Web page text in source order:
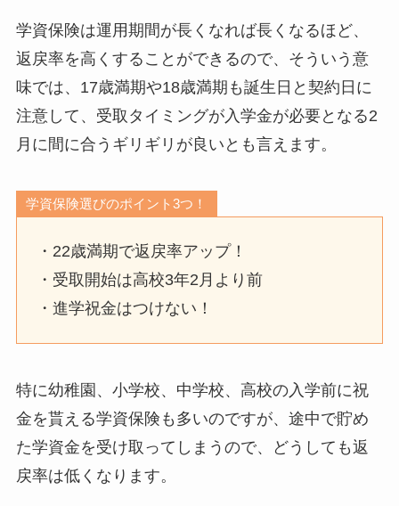
学資保険は運用期間が長くなれば長くなるほど、
返戻率を高くすることができるので、そういう意
味では、17歳満期や18歳満期も誕生日と契約日に
注意して、受取タイミングが入学金が必要となる2
月に間に合うギリギリが良いとも言えます。
学資保険選びのポイント3つ！
・22歳満期で返戻率アップ！
・受取開始は高校3年2月より前
・進学祝金はつけない！
特に幼稚園、小学校、中学校、高校の入学前に祝
金を貰える学資保険も多いのですが、途中で貯め
た学資金を受け取ってしまうので、どうしても返
戻率は低くなります。